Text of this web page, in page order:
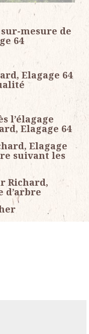
mesure de
64
Elagage 64
l’élagage
Elagage 64
Elagage
suivant les
Richard,
d’arbre